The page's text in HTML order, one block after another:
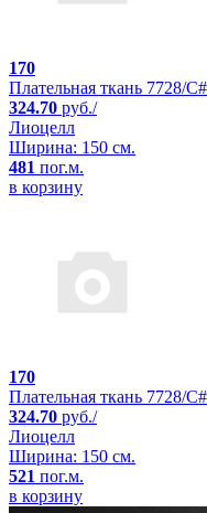
170
Плательная ткань 7728/
324.70 руб./
Лиоцелл
Ширина: 150 см.
481 пог.м.
в корзину
170
Плательная ткань 7728/
324.70 руб./
Лиоцелл
Ширина: 150 см.
521 пог.м.
в корзину